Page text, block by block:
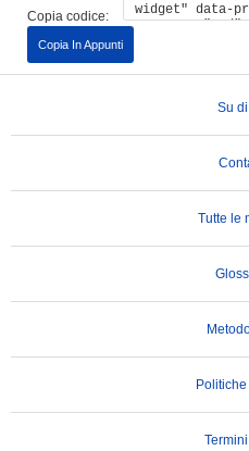
Copia codice:
Copia In Appunti
Su
Tutte le